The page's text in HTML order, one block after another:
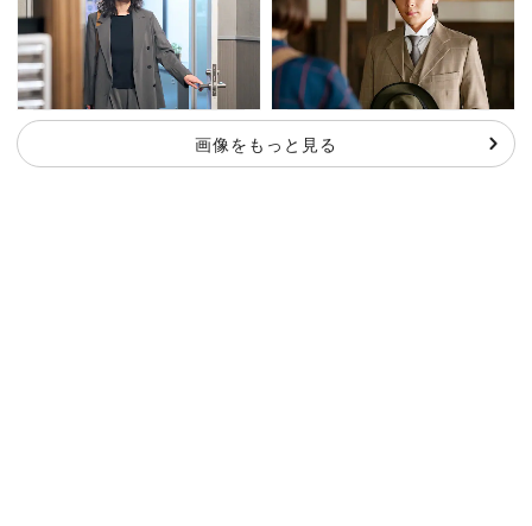
画像をもっと見る